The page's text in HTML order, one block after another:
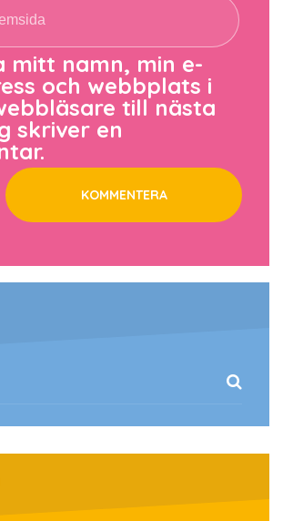
mitt namn, min e-
och webbplats i
till nästa
skriver en